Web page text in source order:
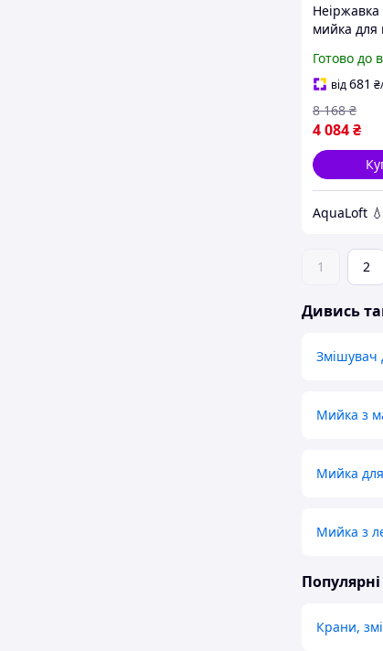
мийка для
крилом
Польща
Готово до
від681 ₴
4 084₴
8 168 ₴
AquaLoft
1 2
Дивись
Змішувач
Мийка з
Мийка
Мийка з
Популярні
Крани,